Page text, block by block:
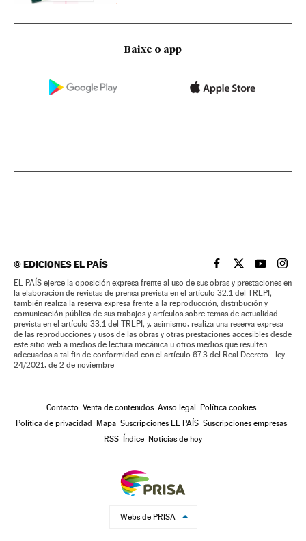
Baixe o app
©EDICIONES EL PAÍS EL PAÍS BRASIL EN
EL PAÍSEL PAÍS
EL
EL PAÍS ejerce la oposición expresa frente al uso de sus obras y prestaciones en
la elaboración de revistas de prensa prevista en el artículo 32.1 del TRLPI;
también realiza la reserva expresa frente a la reproducción, distribución y
comunicación pública de sus trabajos y artículos sobre temas de actualidad
prevista en el artículo 33.1 del TRLPI; y, asimismo, realiza una reserva expresa
de las reproducciones y usos de las obras y otras prestaciones accesibles desde
este sitio web a medios de lectura mecánica u otros medios que resulten
adecuados a tal fin de conformidad con el artículo 67.3 del Real Decreto - ley
24/2021, de 2 de noviembre
Contacto Venta de contenidos Aviso legal
Política cookies
Política de privacidad
Mapa Suscripciones EL PAÍS Suscripciones empresas
RSS
Índice Noticias de hoy
Webs de PRISA